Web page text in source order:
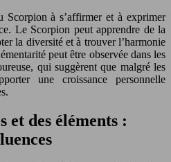
Scorpion à s’affirmer et à exprimer
Le Scorpion peut apprendre de la
la diversité et à trouver l’harmonie
peut être observée dans les
qui suggèrent que malgré les
une croissance personnelle
et des éléments :